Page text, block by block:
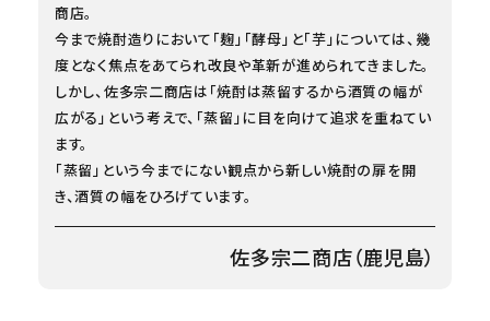
商店。
今まで焼酎造りにおいて「麹」「酵母」と「芋」については、幾
度となく焦点をあてられ改良や革新が進められてきました。
しかし、佐多宗二商店は「焼酎は蒸留するから酒質の幅が
広がる」という考えで、「蒸留」に目を向けて追求を重ねてい
ます。
「蒸留」という今までにない観点から新しい焼酎の扉を開
き、酒質の幅をひろげています。
佐多宗二商店（鹿児島）